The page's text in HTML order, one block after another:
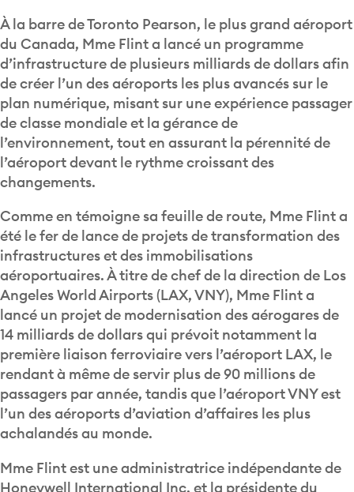
À la barre de Toronto Pearson, le plus grand aéroport
du Canada, Mme Flint a lancé un programme
d’infrastructure de plusieurs milliards de dollars afin
de créer l’un des aéroports les plus avancés sur le
plan numérique, misant sur une expérience passager
de classe mondiale et la gérance de
l’environnement, tout en assurant la pérennité de
l’aéroport devant le rythme croissant des
changements.
Comme en témoigne sa feuille de route, Mme Flint a
été le fer de lance de projets de transformation des
infrastructures et des immobilisations
aéroportuaires. À titre de chef de la direction de Los
Angeles World Airports (LAX, VNY), Mme Flint a
lancé un projet de modernisation des aérogares de
14 milliards de dollars qui prévoit notamment la
première liaison ferroviaire vers l’aéroport LAX, le
rendant à même de servir plus de 90 millions de
passagers par année, tandis que l’aéroport VNY est
l’un des aéroports d’aviation d’affaires les plus
achalandés au monde.
Mme Flint est une administratrice indépendante de
Honeywell International Inc. et la présidente du